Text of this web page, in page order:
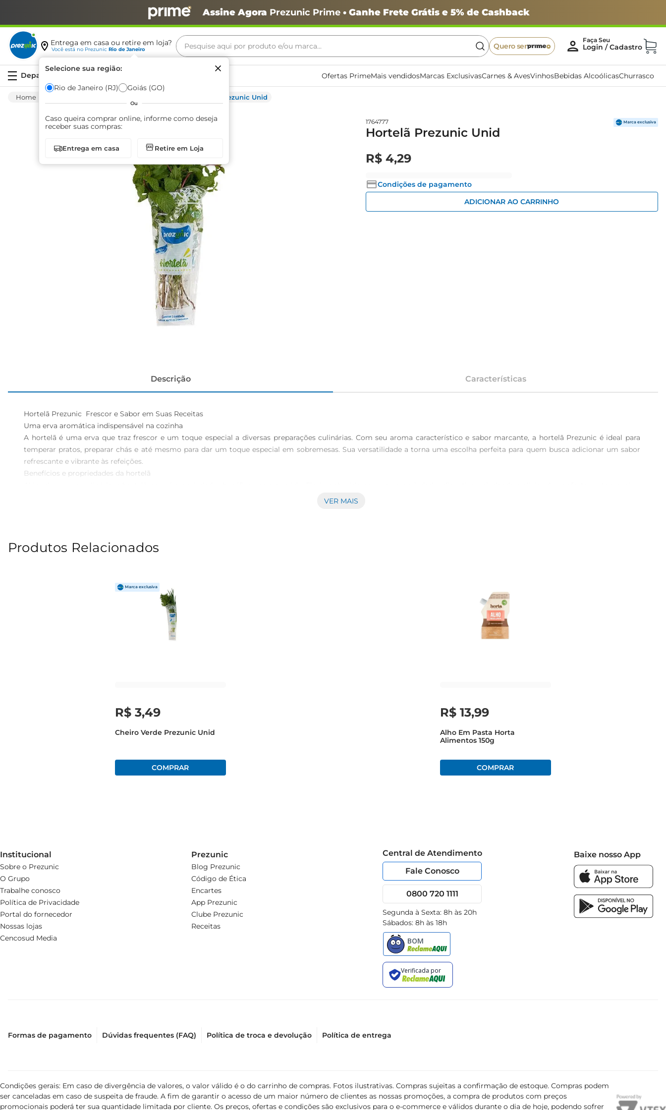
Assine Agora Prezunic Prime• Ganhe Frete Grátis e 5% de Cashback
Entrega em casa ou retire em loja?
Você está no Prezunic Rio de Janeiro
Selecione sua região:
Rio de Janeiro (RJ) Goiás (GO)
Ou
Caso queira comprar online, informe como deseja
receber suas compras:
Entrega em casa Retire em Loja
Pesquise aqui por produto e/ou marca...
Quero ser
Ofertas PrimeMais vendidosMarcas ExclusivasCarnes & AvesVinhosBebidas AlcoólicasChurrasco
Hortelã Prezunic Unid
1764777
Hortelã Prezunic Unid
R$ 4,29
Condições de pagamento
ADICIONAR AO CARRINHO
Descrição Características
Hortelã Prezunic  Frescor e Sabor em Suas Receitas
Uma erva aromática indispensável na cozinha
A hortelã é uma erva que traz frescor e um toque especial a diversas preparações culinárias. Com seu aroma característico e sabor marcante, a hortelã Prezunic é ideal para
temperar pratos, preparar chás e até mesmo para dar um toque especial em sobremesas. Sua versatilidade a torna uma escolha perfeita para quem busca adicionar um sabor
refrescante e vibrante às refeições.
Benefícios e propriedades da hortelã
promovendo uma sensação de bemestar. A hortelã também é rica em antioxidantes, que auxiliam na proteção das células do corpo. Incorporar essa erva em sua dieta pode ser
chás quentes ou gelados. Para armazenar, mantenha as folhas em um recipiente fechado na geladeira, garantindo que elas permaneçam frescas por mais tempo. Se preferir,
produtos frescos e saborosos, garantindo que você tenha sempre o melhor em sua mesa. Experimente a hortelã Prezunic e descubra como essa erva pode transformar suas
receitas e trazer um frescor especial ao seu dia a dia.
VER MAIS
Produtos Relacionados
R$ 3,49
Cheiro Verde Prezunic Unid
R$ 13,99
Alho Em Pasta Horta
Alimentos 150g
Institucional
Sobre o Prezunic
O Grupo
Trabalhe conosco
Política de Privacidade
Portal do fornecedor
Nossas lojas
Cencosud Media
Prezunic
Blog Prezunic
Código de Ética
Encartes
App Prezunic
Clube Prezunic
Receitas
Central de Atendimento
Fale Conosco
0800 720 1111
Segunda à Sexta: 8h às 20h
Sábados: 8h às 18h
Baixe nosso App
Formas de pagamento Dúvidas frequentes (FAQ) Política de troca e devolução Política de entrega
Condições gerais: Em caso de divergência de valores, o valor válido é o do carrinho de compras. Fotos ilustrativas. Compras sujeitas a confirmação de estoque. Compras podem
ser canceladas em caso de suspeita de fraude. A fim de garantir o acesso de um maior número de clientes as nossas promoções, a compra de produtos com preços
promocionais poderá ter sua quantidade limitada por cliente. Os preços, ofertas e condições são exclusivos para o e-commerce e válidos durante o dia de hoje, podendo sofrer
Termos mais buscados
café
arroz
azeite
biscoito
cerveja
iogurte
papel higiênico